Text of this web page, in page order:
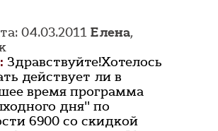
04.03.2011 Елена,
Здравствуйте!Хотелось
действует ли в
время программа
дня" по
6900 со скидкой